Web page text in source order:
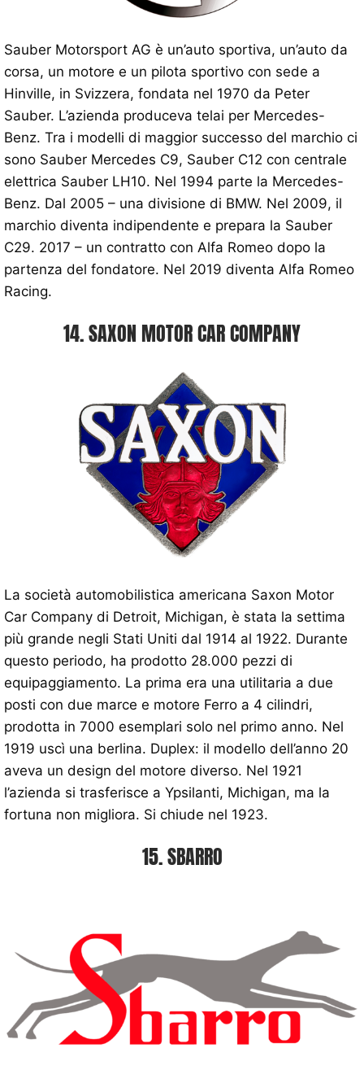
Sauber Motorsport AG è un’auto sportiva, un’auto da
corsa, un motore e un pilota sportivo con sede a
Hinville, in Svizzera, fondata nel 1970 da Peter
Sauber. L’azienda produceva telai per Mercedes-
Benz. Tra i modelli di maggior successo del marchio ci
sono Sauber Mercedes C9, Sauber C12 con centrale
elettrica Sauber LH10. Nel 1994 parte la Mercedes-
Benz. Dal 2005 – una divisione di BMW. Nel 2009, il
marchio diventa indipendente e prepara la Sauber
C29. 2017 – un contratto con Alfa Romeo dopo la
partenza del fondatore. Nel 2019 diventa Alfa Romeo
Racing.
14. SAXON MOTOR CAR COMPANY
La società automobilistica americana Saxon Motor
Car Company di Detroit, Michigan, è stata la settima
più grande negli Stati Uniti dal 1914 al 1922. Durante
questo periodo, ha prodotto 28.000 pezzi di
equipaggiamento. La prima era una utilitaria a due
posti con due marce e motore Ferro a 4 cilindri,
prodotta in 7000 esemplari solo nel primo anno. Nel
1919 uscì una berlina. Duplex: il modello dell’anno 20
aveva un design del motore diverso. Nel 1921
l’azienda si trasferisce a Ypsilanti, Michigan, ma la
fortuna non migliora. Si chiude nel 1923.
15. SBARRO